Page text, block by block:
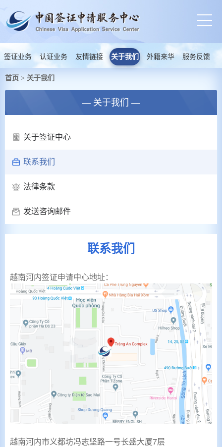
签证业务 认证业务 友情链接 关于我们 外籍来华 服务反馈
首页 > 关于我们
— 关于我们 —
关于签证中心
联系我们
法律条款
发送咨询邮件
联系我们
越南河内签证申请中心地址：
越南河内市义都坊冯志坚路一号长盛大厦7层